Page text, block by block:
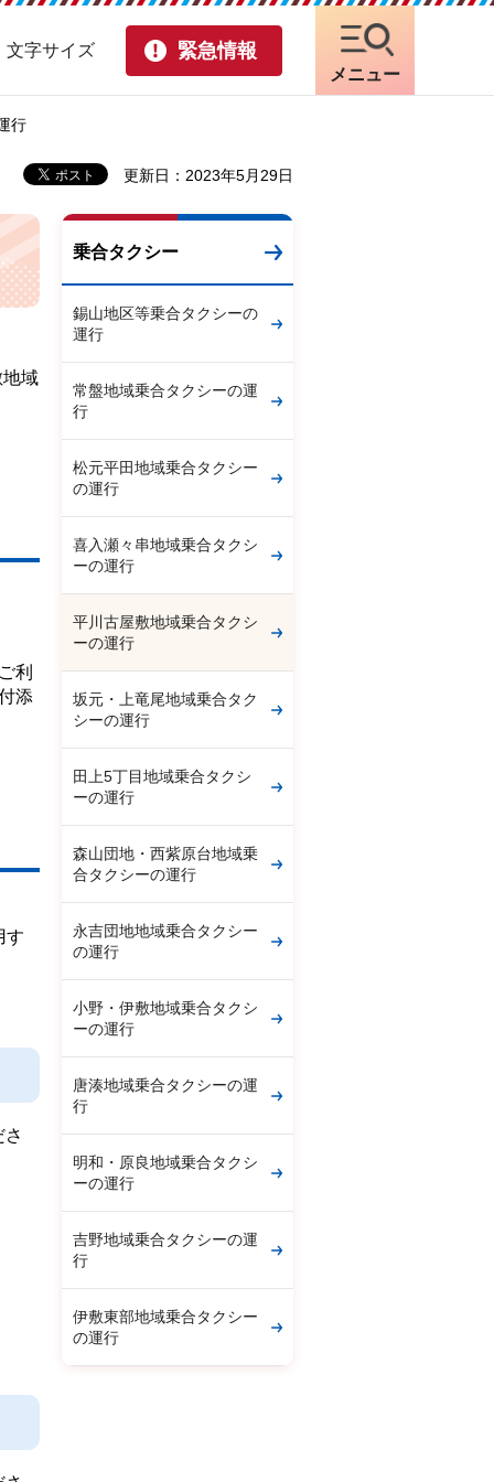
文字サイズ 緊急情報
メニュー
行
更新日：2023年5月29日
域
利
添
す
乗合タクシー
錫山地区等乗合タクシーの
運行
常盤地域乗合タクシーの運
行
松元平田地域乗合タクシー
の運行
喜入瀬々串地域乗合タクシ
ーの運行
平川古屋敷地域乗合タクシ
ーの運行
坂元・上竜尾地域乗合タク
シーの運行
田上5丁目地域乗合タクシ
ーの運行
森山団地・西紫原台地域乗
合タクシーの運行
永吉団地地域乗合タクシー
の運行
小野・伊敷地域乗合タクシ
ーの運行
唐湊地域乗合タクシーの運
行
明和・原良地域乗合タクシ
ーの運行
吉野地域乗合タクシーの運
行
伊敷東部地域乗合タクシー
の運行